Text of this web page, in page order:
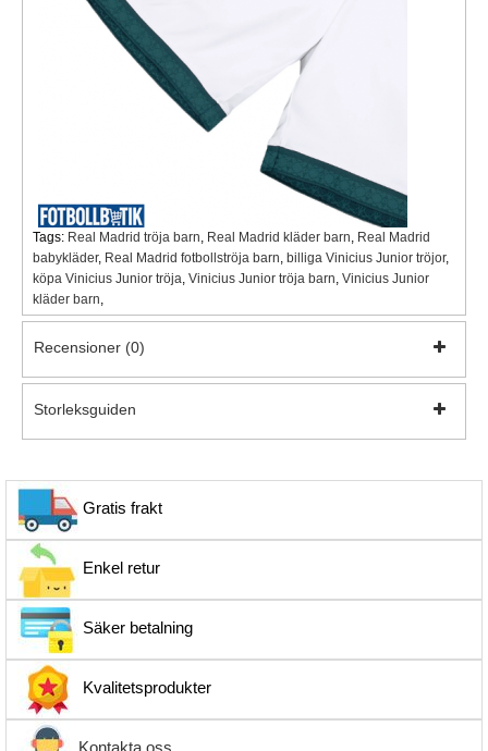
Tags: Real Madrid tröja barn Real Madrid kläder barn Real Madrid
babykläder, Real Madrid fotbollströja barn billiga Vinicius Junior tröjor,
köpa Vinicius Junior tröja Vinicius Junior tröja barn Vinicius Junior
kläder barn
Recensioner (0)
Storleksguiden
Gratis frakt
Enkel retur
Säker betalning
Kvalitetsprodukter